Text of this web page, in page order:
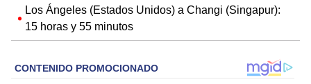
Los Ángeles (Estados Unidos) a Changi (Singapur):
15 horas y 55 minutos